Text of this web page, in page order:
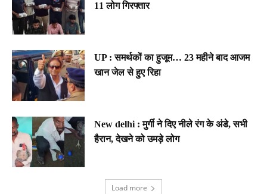
11 लोग गिरफ्तार
UP : समर्थकों का हुजूम… 23 महीने बाद आजम
खान जेल से हुए रिहा
New delhi : मुर्गी ने दिए नीले रंग के अंडे, सभी
हैरान, देखने को उमड़े लोग
Load more